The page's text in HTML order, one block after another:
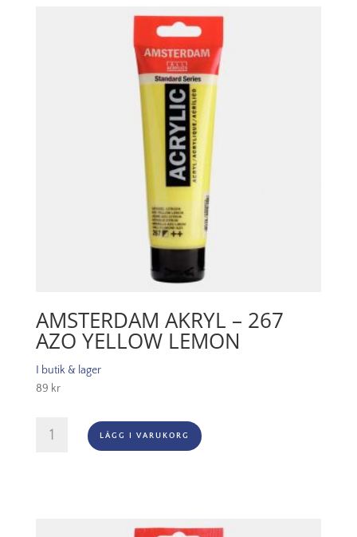
AMSTERDAM AKRYL – 267
AZO YELLOW LEMON
I butik & lager
89 kr
Amsterdam
Akryl
LÄGG I VARUKORG